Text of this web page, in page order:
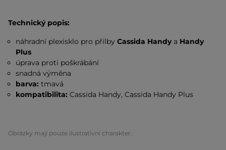
Technický popis:
náhradní plexisklo pro přilbyCassida Handy a Handy
Plus
úprava proti poškrábání
snadná výměna
barva:tmavá
kompatibilita:Cassida Handy, Cassida Handy Plus
Obrázky mají pouze ilustrativní charakter.